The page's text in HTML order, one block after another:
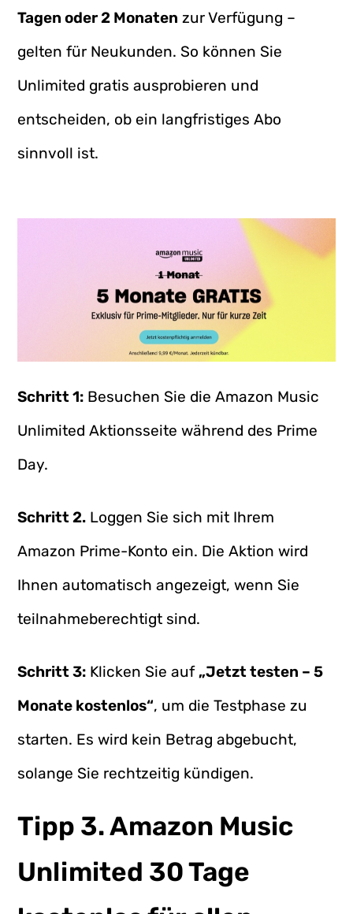
Tagen oder 2 Monaten zur Verfügung –
gelten für Neukunden. So können Sie
Unlimited gratis ausprobieren und
entscheiden, ob ein langfristiges Abo
sinnvoll ist.
Schritt 1: Besuchen Sie die Amazon Music
Unlimited Aktionsseite während des Prime
Day.
Schritt 2. Loggen Sie sich mit Ihrem
Amazon Prime-Konto ein. Die Aktion wird
Ihnen automatisch angezeigt, wenn Sie
teilnahmeberechtigt sind.
Schritt 3: Klicken Sie auf „Jetzt testen – 5
Monate kostenlos“, um die Testphase zu
starten. Es wird kein Betrag abgebucht,
solange Sie rechtzeitig kündigen.
Tipp 3. Amazon Music
Unlimited 30 Tage